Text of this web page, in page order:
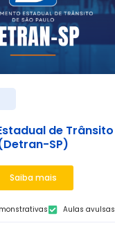
de Trânsito
SP)
Saiba mais
Aulas avulsas